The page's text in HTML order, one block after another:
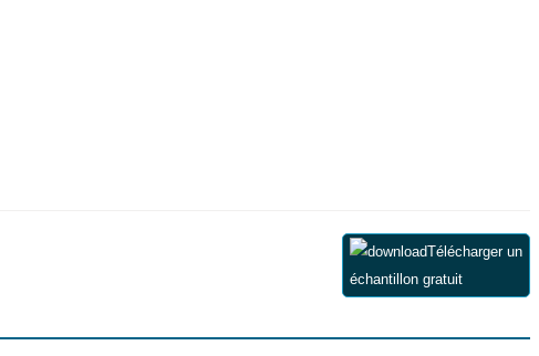
Télécharger un
échantillon gratuit